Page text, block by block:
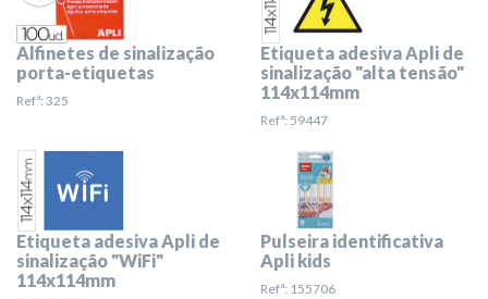
Alfinetes de sinalização
porta-etiquetas
Refª: 325
Etiqueta adesiva Apli de
sinalização "alta tensão"
114x114mm
Refª: 59447
Etiqueta adesiva Apli de
sinalização "WiFi"
114x114mm
Pulseira identificativa
Apli kids
Refª: 155706